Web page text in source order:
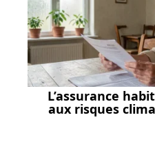
L’assurance
aux risques